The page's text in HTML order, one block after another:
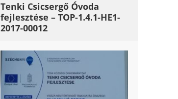
Tenki Csicsergő Óvoda
fejlesztése – TOP-1.4.1-HE1-
2017-00012